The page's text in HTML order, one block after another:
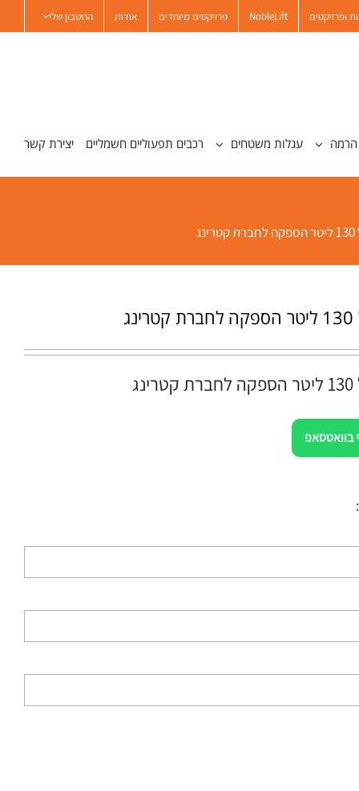
ופרויקטים NobleLift פרויקטים מיוחדים אודות החשבון שלי
הרמה עגלות משטחים רכבים תפעוליים חשמליים יצירת קשר
בוואטסאפ